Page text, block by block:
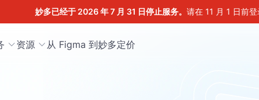
妙多已经于 2026 年 7 月 31 日停止服务。 请在 11 月 1 日前登
资源 从 Figma 到妙多定价